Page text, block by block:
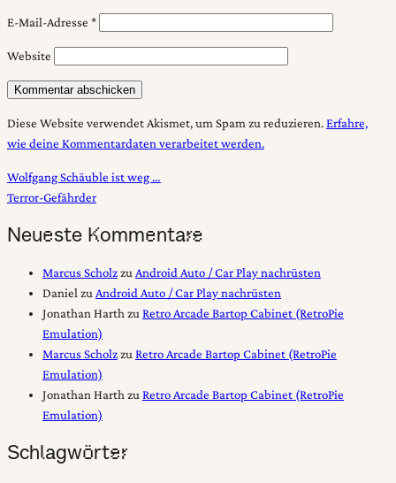
E-Mail-Adresse *
Website
Diese Website verwendet Akismet, um Spam zu reduzieren.Erfahre,
wie deine Kommentardaten verarbeitet werden.
Beitragsnavigation
Wolfgang Schäuble ist weg …
Terror-Gefährder
Neueste Kommentare
Marcus Scholzzu Android Auto / Car Play nachrüsten
Daniel zu Android Auto / Car Play nachrüsten
Jonathan Harth zu Retro Arcade Bartop Cabinet (RetroPie
Emulation)
Marcus Scholzzu Retro Arcade Bartop Cabinet (RetroPie
Emulation)
Jonathan Harth zu Retro Arcade Bartop Cabinet (RetroPie
Emulation)
Schlagwörter